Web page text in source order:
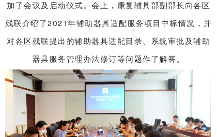
加了会议及启动仪式。会上，康复辅具部副部长向各区
残联介绍了2021年辅助器具适配服务项目中标情况，并
对各区残联提出的辅助器具适配目录、系统审批及辅助
器具服务管理办法修订等问题作了解答。